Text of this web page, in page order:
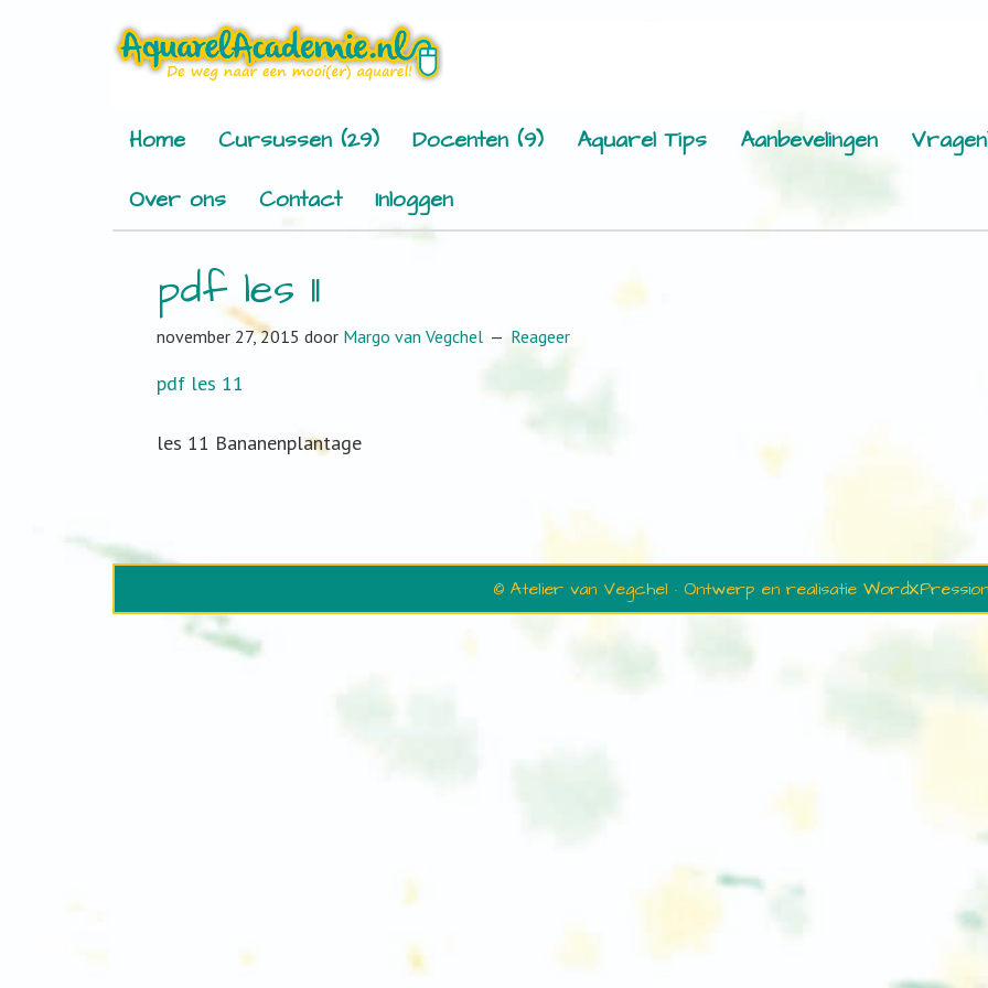
Home Cursussen (29) Docenten (9) Aquarel Tips Aanbevelingen
Over ons
Contact Inloggen
pdf les 11
november 27, 2015 door Margo van Vegchel Reageer
pdf les 11
les 11 Bananenplantage
© Atelier van Vegchel · Ontwerp en realisatie WordXPression